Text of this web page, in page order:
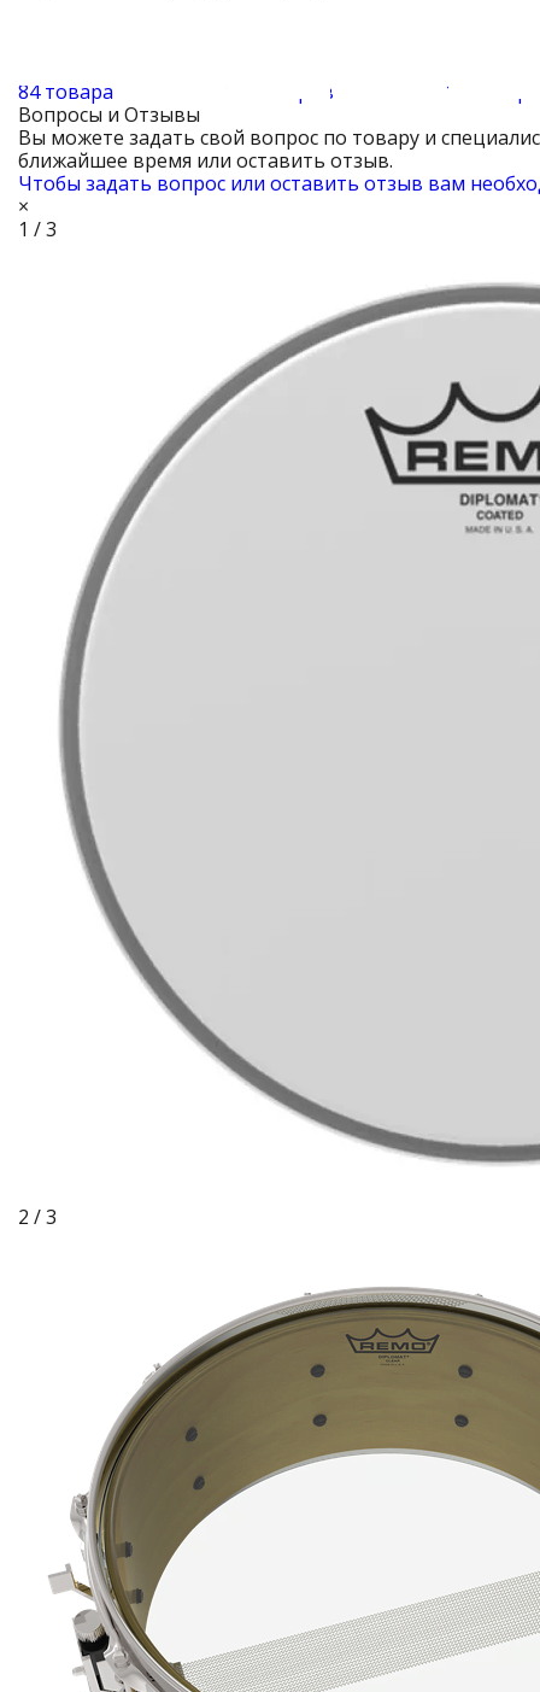
84 товара 12 товаров
12
Вопросы и Отзывы
Вы можете задать свой вопрос по товару и
ближайшее время или оставить отзыв.
Чтобы задать вопрос или оставить отзыв вам
×
1 / 3
2 / 3